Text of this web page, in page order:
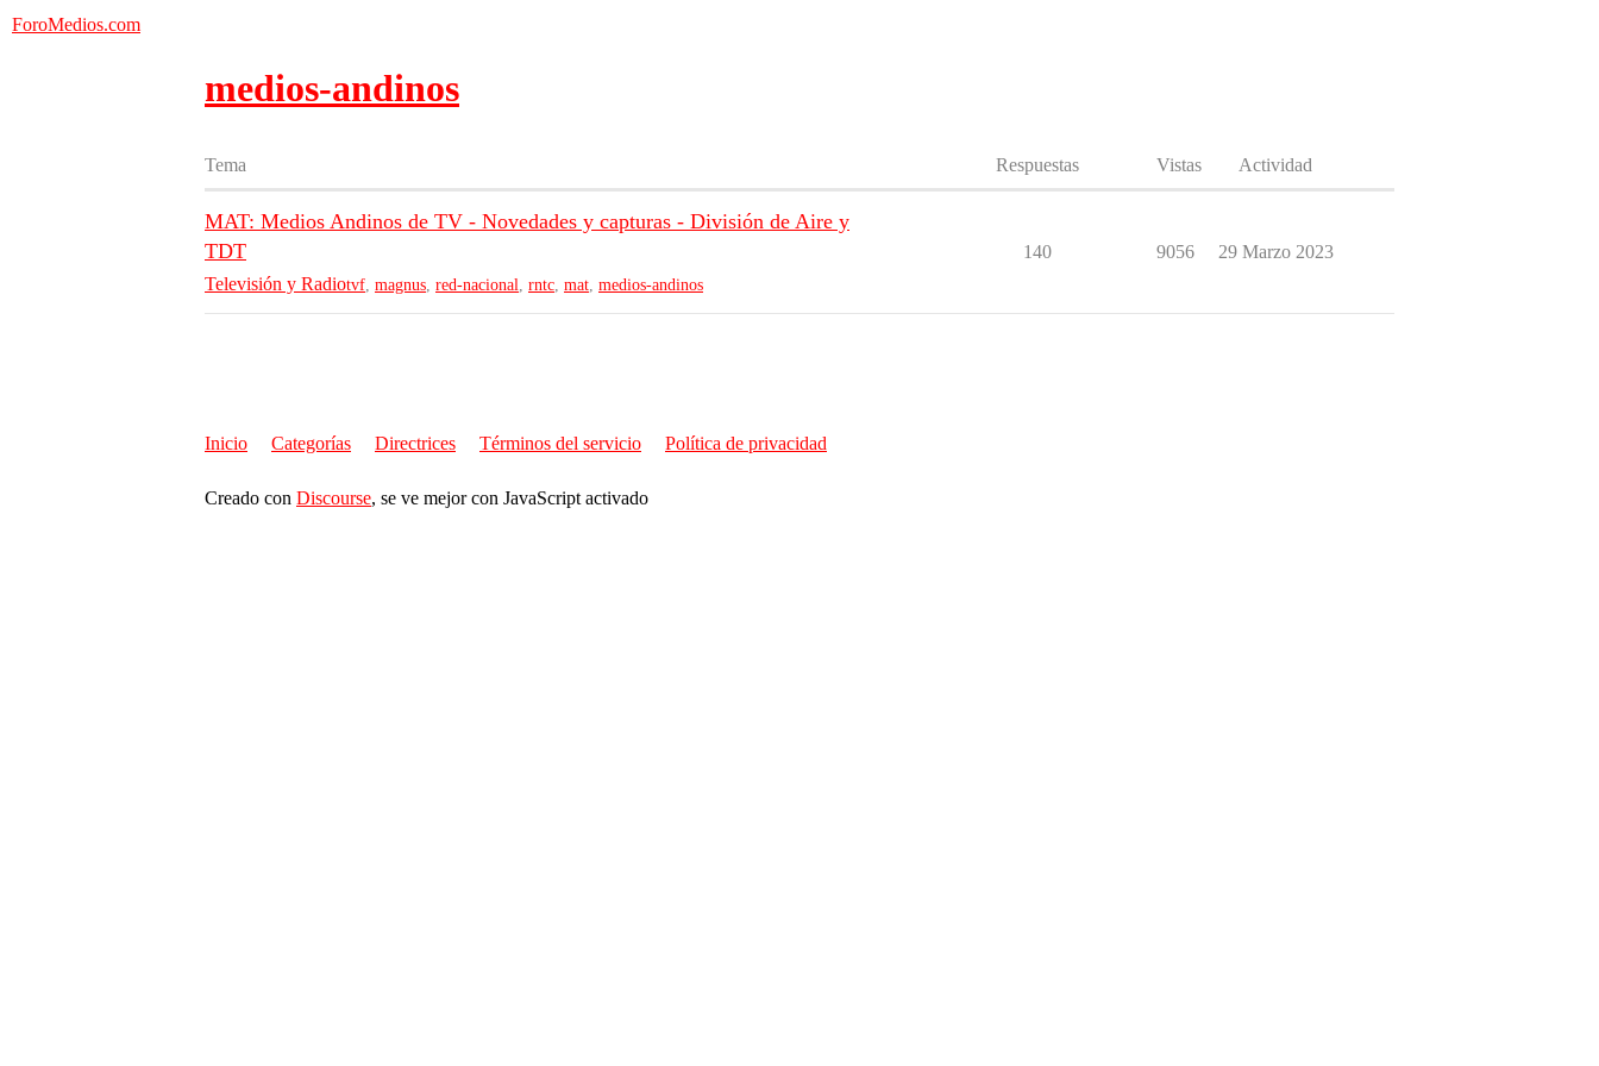
ForoMedios.com
medios-andinos
Tema Respuestas Vistas Actividad
MAT: Medios Andinos de TV - Novedades y capturas - División de Aire y
TDT
Televisión y Radiotvf magnus red-nacional rntc mat medios-andinos
140 9056 29 Marzo 2023
Inicio Categorías Directrices Términos del servicio Política de privacidad
Creado con Discourse, se ve mejor con JavaScript activado